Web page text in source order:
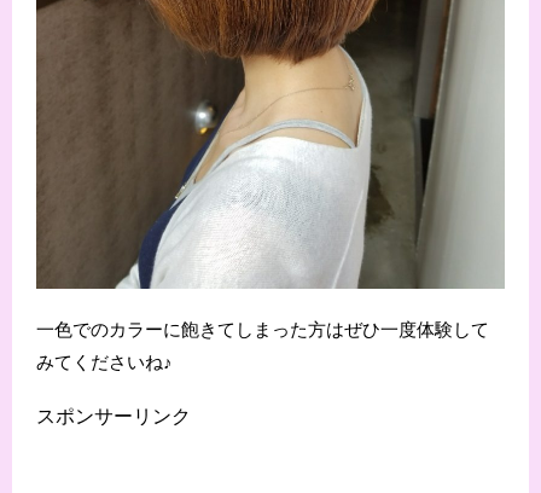
一色でのカラーに飽きてしまった方はぜひ一度体験して
みてくださいね♪
スポンサーリンク